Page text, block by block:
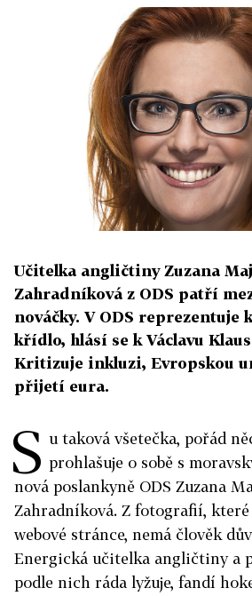
Učitelka angličtiny Zuzana
Zahradníková z ODS patří
nováčky. V ODS reprezentuje
křídlo, hlásí se k Václavu
Kritizuje inkluzi, Evropskou
přijetí eura.
S u taková všetečka, pořád
prohlašuje o sobě s
nová poslankyně ODS Zuzana
Zahradníková. Z fotografií,
webové stránce, nemá člověk
Energická učitelka angličtiny a
podle nich ráda lyžuje, fandí